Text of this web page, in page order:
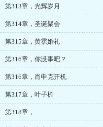
第313章，光辉岁月
第314章，圣诞聚会
第315章，黄霑婚礼
第316章，你没事吧？
第316章，肖申克开机
第317章，叶子楣
第318章，